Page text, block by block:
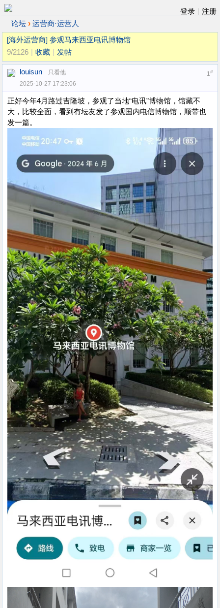
登录
注册
论坛 › 运营商·运营人
[海外运营商] 参观马来西亚电讯博物馆
9/2126
收藏 发帖
1#
louisun
只看他
2025-10-27 17:23:06
正好今年4月路过吉隆坡，参观了当地“电讯”博物馆，馆藏不
大，比较全面，看到有坛友发了参观国内电信博物馆，顺带也
发一篇。